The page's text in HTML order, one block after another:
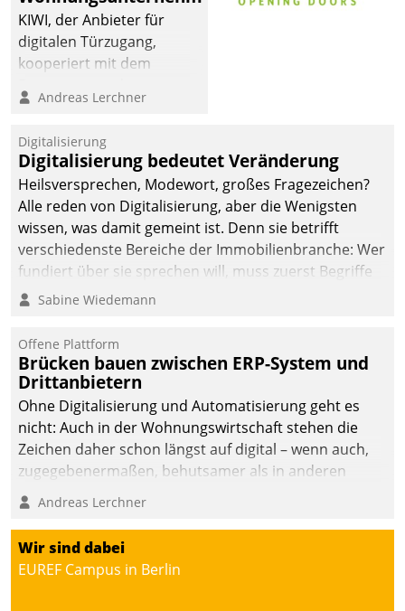
KIWI, der Anbieter für
digitalen Türzugang,
kooperiert mit dem
Softwareentwicklungshaus
Andreas Lerchner
Digitalisierung
Digitalisierung bedeutet Veränderung
Heilsversprechen, Modewort, großes Fragezeichen?
Alle reden von Digitalisierung, aber die Wenigsten
wissen, was damit gemeint ist. Denn sie betrifft
verschiedenste Bereiche der Immobilienbranche: Wer
fundiert über sie sprechen will, muss zuerst Begriffe
klären. Ein Aspekt ist die betriebliche Optimierung:
Einsparungen durch optimierte und automatisierte
Prozesse. Doch man darf nicht zu viel erwarten: Allein
mit der Einführung einer neuen Software ist es nicht
getan. Die Digitalisierung erfordert von Unternehmen
die Bereitschaft, sich zu überprüfen, zu hinterfragen
und zu verändern.
Sabine Wiedemann
Offene Plattform
Brücken bauen zwischen ERP-System und
Drittanbietern
Ohne Digitalisierung und Automatisierung geht es
nicht: Auch in der Wohnungswirtschaft stehen die
Zeichen daher schon längst auf digital – wenn auch,
zugegebenermaßen, behutsamer als in anderen
Branchen.
Andreas Lerchner
Wir sind dabei
EUREF Campus in Berlin